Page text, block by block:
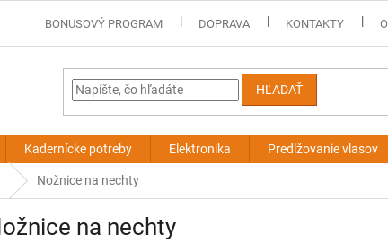
BONUSOVÝ PROGRAM DOPRAVA KONTAKTY
HĽADAŤ
Kadernícke potreby Elektronika Predlžovanie vlasov
Nožnice na nechty
na nechty